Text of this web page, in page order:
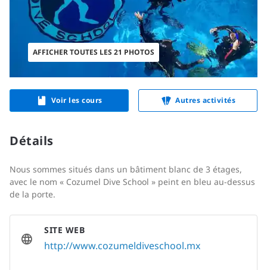
AFFICHER TOUTES LES 21 PHOTOS
Voir les cours Autres activités
Détails
Nous sommes situés dans un bâtiment blanc de 3 étages,
avec le nom « Cozumel Dive School » peint en bleu au-dessus
de la porte.
SITE WEB
http://www.cozumeldiveschool.mx